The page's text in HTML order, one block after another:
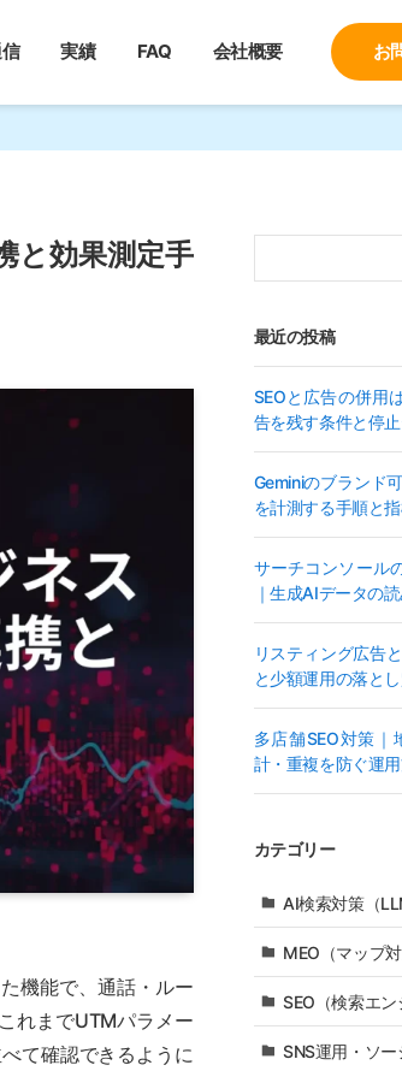
実績 FAQ 会社概要 お
と効果測定手
機能で、通話・ルー
れまでUTMパラメー
て確認できるように
最近の投稿
SEOと広告の併用
告を残す条件と停
Geminiのブランド
を計測する手順と
サーチコンソール
｜生成AIデータの
リスティング広告
と少額運用の落と
多店舗SEO対策｜
計・重複を防ぐ運
カテゴリー
AI検索対策（
MEO（マップ対
SEO（検索エン
SNS運用・ソ